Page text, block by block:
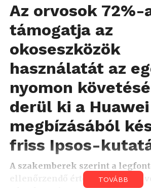
Az orvosok 72%-
támogatja az
okoseszközök
használatát az
nyomon
derül ki a Huawei
megbízásából
friss Ipsos-
A szakemberek szerint a
ellenőrzendő értékek – mint a
TOVÁBB